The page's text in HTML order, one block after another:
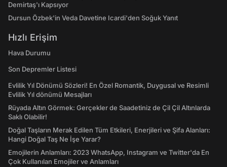
Demirtaş'ı Kapsıyor
Dursun Özbek'in Veda Davetine Icardi'den Soğuk Yanıt
Hızlı Erişim
Hava Durumu
Son Depremler Listesi
Evlilik Yıl Dönümü Sözleri! En Özel Romantik, Duygusal ve Resimli
Evlilik Yıl dönümü Mesajları
Rüyada Altın Görmek: Gerçekler de Saadetiniz de Çil Çil Altınlarda
Saklı Olabilir!
Doğal Taşların Merak Edilen Tüm Etkileri, Enerjileri ve Şifa Alanları:
Hangi Doğal Taş Ne İşe Yarar?
Emojilerin Anlamları: 2023 WhatsApp, Instagram ve Twitter'da En
Çok Kullanılan Emojiler ve Anlamları